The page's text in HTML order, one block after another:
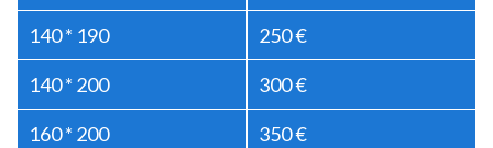
140 * 190 250 €
140 * 200 300 €
160 * 200 350 €